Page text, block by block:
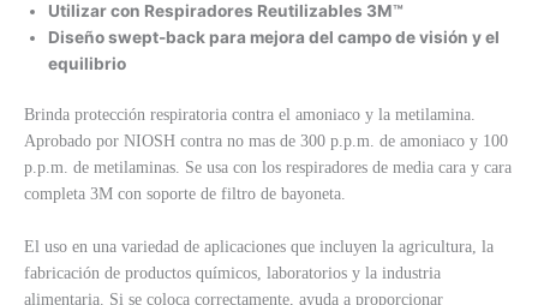
Utilizar con Respiradores Reutilizables 3M™
Diseño swept-back para mejora del campo de visión y el
equilibrio
Brinda protección respiratoria contra el amoniaco y la metilamina.
Aprobado por NIOSH contra no mas de 300 p.p.m. de amoniaco y 100
p.p.m. de metilaminas. Se usa con los respiradores de media cara y cara
completa 3M con soporte de filtro de bayoneta.
El uso en una variedad de aplicaciones que incluyen la agricultura, la
fabricación de productos químicos, laboratorios y la industria
alimentaria. Si se coloca correctamente, ayuda a proporcionar